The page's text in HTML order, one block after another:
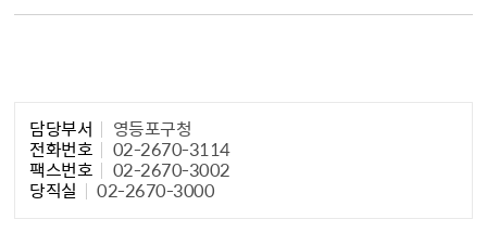
담당부서 영등포구청
전화번호 02-2670-3114
팩스번호 02-2670-3002
당직실 02-2670-3000